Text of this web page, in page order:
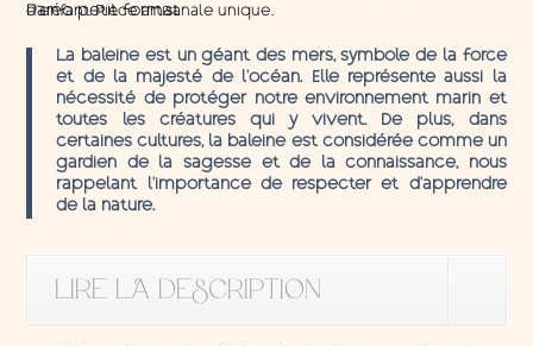
d’enfant. Pièce artisanale unique.
Paréo petit format
La baleine est un géant des mers, symbole de la force
et de la majesté de l’océan. Elle représente aussi la
nécessité de protéger notre environnement marin et
toutes les créatures qui y vivent. De plus, dans
certaines cultures, la baleine est considérée comme un
gardien de la sagesse et de la connaissance, nous
rappelant l’importance de respecter et d’apprendre
de la nature.
LIRE LA DESCRIPTION